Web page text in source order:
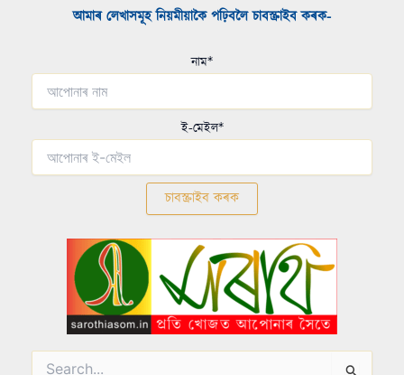
আমাৰ লেখাসমূহ নিয়মীয়াকৈ পঢ়িবলৈ চাবস্ক্ৰাইব কৰক-​
নাম*
ই-মেইল*
Search